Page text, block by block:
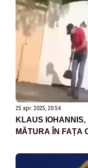
25 apr. 2025, 20:54
KLAUS
MĂTURA ÎN FAȚA